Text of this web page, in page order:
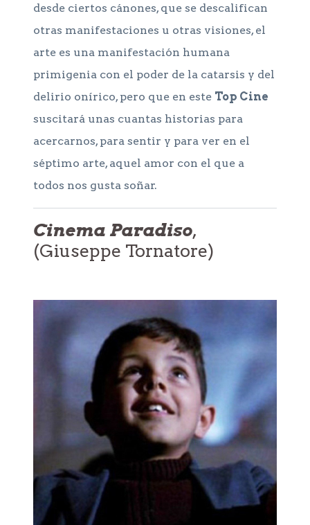
desde ciertos cánones, que se descalifican
otras manifestaciones u otras visiones, el
arte es una manifestación humana
primigenia con el poder de la catarsis y del
delirio onírico, pero que en este Top Cine
suscitará unas cuantas historias para
acercarnos, para sentir y para ver en el
séptimo arte, aquel amor con el que a
todos nos gusta soñar.
Cinema Paradiso,
(Giuseppe Tornatore)